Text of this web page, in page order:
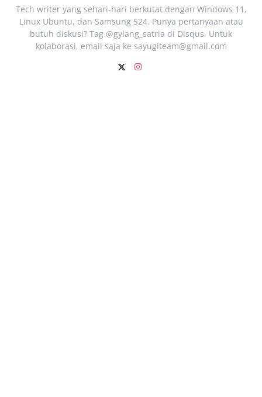
Tech writer yang sehari‑hari berkutat dengan Windows 11,
Linux Ubuntu, dan Samsung S24. Punya pertanyaan atau
butuh diskusi? Tag @gylang_satria di Disqus. Untuk
kolaborasi, email saja ke sayugiteam@gmail.com